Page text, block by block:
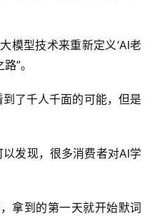
模型技术来重新定义‘AI老
”。
了千人千面的可能，但是
发现，很多消费者对AI学
拿到的第一天就开始默词